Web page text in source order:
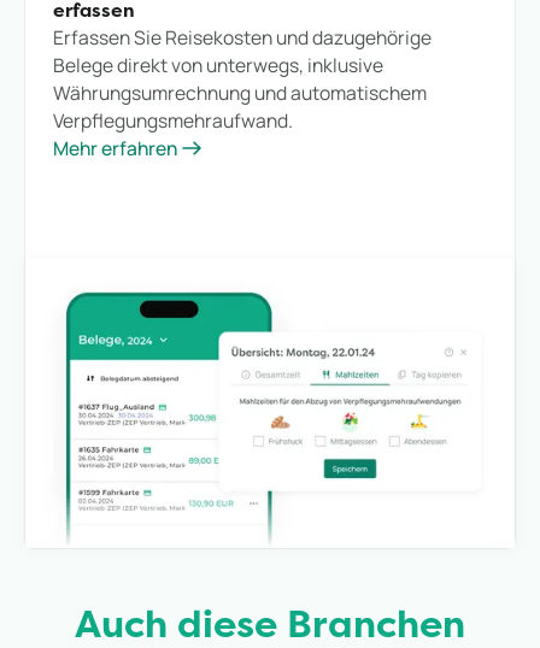
erfassen
Erfassen Sie Reisekosten und dazugehörige
Belege direkt von unterwegs, inklusive
Währungsumrechnung und automatischem
Verpflegungsmehraufwand.
Mehr erfahren
Auch diese Branchen